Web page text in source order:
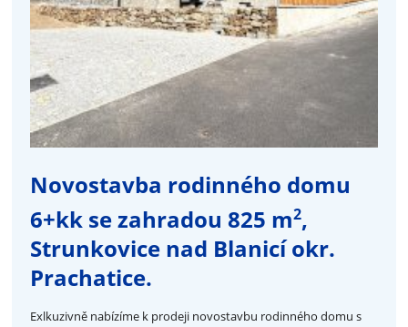
Novostavba rodinného domu
6+kk se zahradou 825 m2,
Strunkovice nad Blanicí okr.
Prachatice.
Exlkuzivně nabízíme k prodeji novostavbu rodinného domu s